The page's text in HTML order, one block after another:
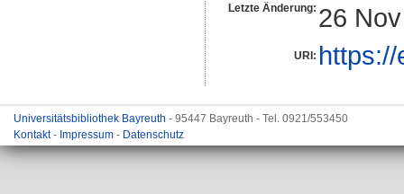
Letzte Änderung: 26
URI:
Universitätsbibliothek Bayreuth - 95447 Bayreuth - Tel. 0921/553450
Kontakt- Impressum - Datenschutz